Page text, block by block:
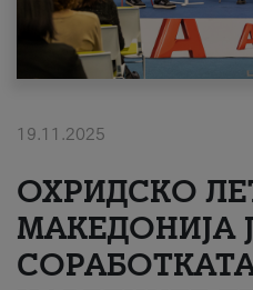
Поддршка
Надополни кредит
#ПодобарОнлајн
19.11.2025
ОХРИДСКО
МАКЕДОНИЈА